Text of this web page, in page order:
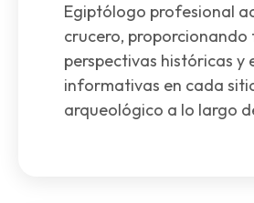
Egiptólogo profesional
crucero, proporcionando
perspectivas históricas y
informativas en cada
arqueológico a lo largo